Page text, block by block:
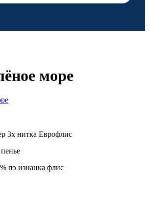
море
3х нитка Еврофлис
пэ изнанка флис